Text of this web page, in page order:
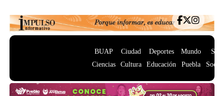
BUAP
Ciencias
Ciudad
Cultura
Deportes
Educación
Mundo
Puebla